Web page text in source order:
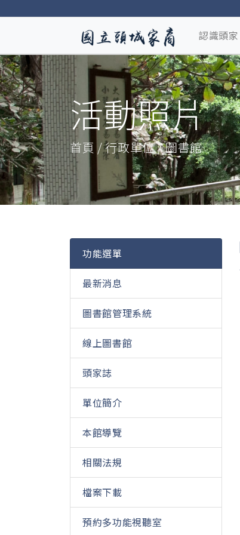
認識頭家
活動照片
首頁 / 行政單位 / 圖書館
功能選單
最新消息
圖書館管理系統
線上圖書館
頭家誌
單位簡介
本館導覽
相關法規
檔案下載
預約多功能視聽室